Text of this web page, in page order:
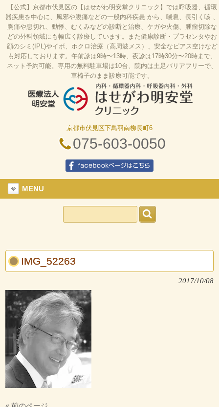
【公式】京都市伏見区の【はせがわ明安堂クリニック】では呼吸器、循環
器疾患を中心に、風邪や腹痛などの一般内科疾患 から、喘息、長引く咳 、
胸痛や息切れ、動悸、むくみなどの診断と治療、ケガや火傷、腫瘤切除な
どの外科領域にも幅広く診療しています。また健康診断・プラセンタやお
顔のシミ(IPL)やイボ、ホクロ治療（高周波メス）、安全なピアス空けなど
も対応しております。午前診は9時〜13時、夜診は17時30分〜20時まで、
ネット予約可能。専用の無料駐車場は10台、院内は土足バリアフリーで、
車椅子のまま診療可能です。
はせがわ明安堂クリニックの公式HP、京都市伏見
区の内科、呼吸器科、循環器科、外科の診療、オン
ライン診療、駐車場10台、web予約、バリアフリ
ー、プラセンタ
京都市伏見区下鳥羽南柳長町6
075-603-0050
MENU
IMG_52263
2017/10/08